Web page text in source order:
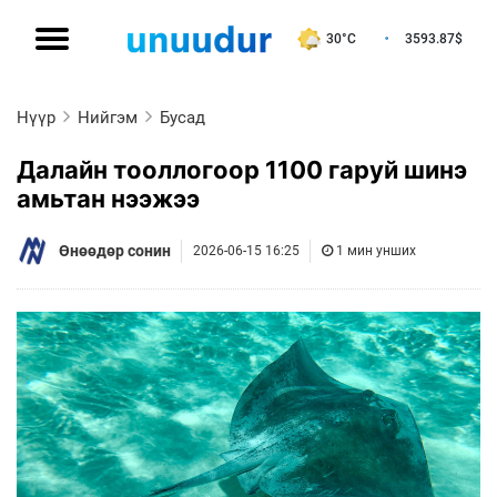
30°C 3593.87$
Нүүр Нийгэм Бусад
Далайн тооллогоор 1100 гаруй шинэ
амьтан нээжээ
Өнөөдөр сонин 2026-06-15 16:25 1 мин унших